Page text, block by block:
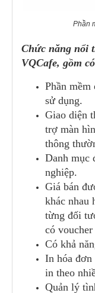
Phần
Chức năng nổi
VQCafe, gồm
Phần
sử dụng.
Giao diện
trợ màn
thông
Danh mục
nghiệp.
Giá bán
khác nhau
từng đối
có
Có khả
In hóa đơn
in theo
Quản lý